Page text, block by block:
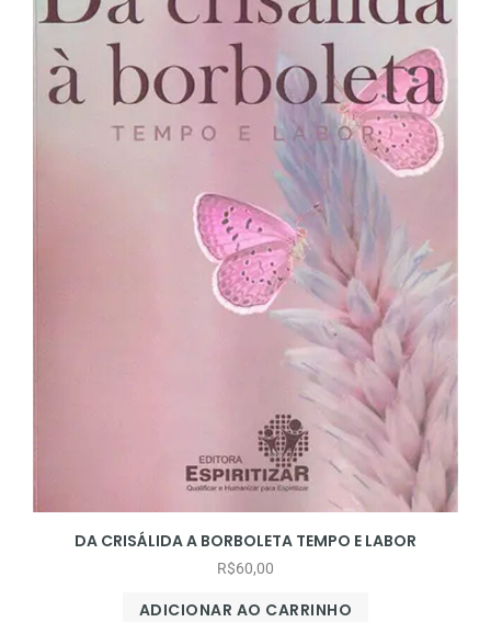
DA CRISÁLIDA A BORBOLETA TEMPO E LABOR
R$60,00
ADICIONAR AO CARRINHO